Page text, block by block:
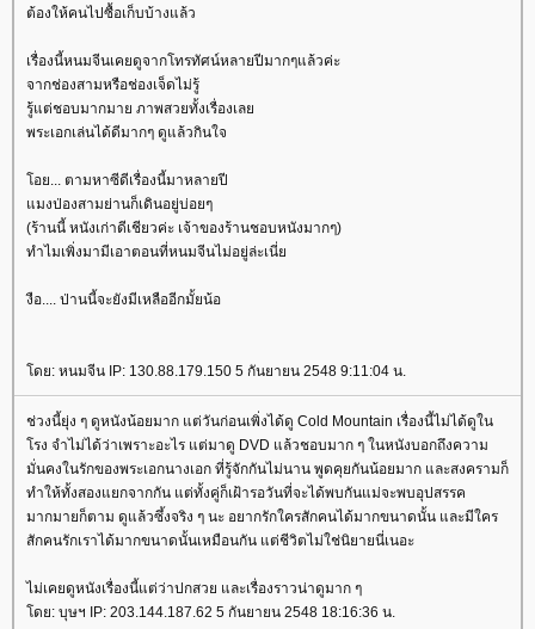
ต้องให้คนไปซื้อเก็บบ้างแล้ว
เรื่องนี้หนมจีนเคยดูจากโทรทัศน์หลายปีมากๆแล้วค่ะ
จากช่องสามหรือช่องเจ็ดไม่รู้
รู้แต่ชอบมากมาย ภาพสวยทั้งเรื่องเล
พระเอกเล่นได้ดีมากๆ ดูแล้วกินใจ
อย... ตามหาซีดีเรื่องนี้มาหลายปี
มงป่องสามย่านก็เดินอยู่บ่อยๆ
(ร้านนี้ หนังเก่าดีเชียวค่ะ เจ้าของร้านชอบหนังมากๆ)
ทำไมเพิ่งมามีเอาตอนที่หนมจีนไม่อยู่ล่ะเนี่
งือ.... ป่านนี้จะยังมีเหลืออีกมั้ยน้อ
ดย: หนมจีน IP: 130.88.179.150 5 กันยายน 2548 9:11:04 น.
ช่วงนี้ยุ่ง ๆ ดูหนังน้อยมาก แต่วันก่อนเพิ่งได้ดู Cold Mountain เรื่องนี้ไม่ได้ดูใน
รง จำไม่ได้ว่าเพราะอะไร แต่มาดู DVD แล้วชอบมาก ๆ ในหนังบอกถึงความ
มั่นคงในรักของพระเอกนางเอก ที่รู้จักกันไม่นาน พูดคุยกันน้อยมาก และสงครามก็
ทำให้ทั้งสองแยกจากกัน แต่ทั้งคู่ก็เฝ้ารอวันที่จะได้พบกันแม่จะพบอุปสรรค
มากมายก็ตาม ดูแล้วซึ้งจริง ๆ นะ อยากรักใครสักคนได้มากขนาดนั้น และมีใคร
สักคนรักเราได้มากขนาดนั้นเหมือนกัน แต่ชีวิตไม่ใช่นิยายนี่เนอะ
ไม่เคยดูหนังเรื่องนี้แต่ว่าปกสวย และเรื่องราวน่าดูมาก ๆ
ดย: บุษฯ IP: 203.144.187.62 5 กันยายน 2548 18:16:36 น.